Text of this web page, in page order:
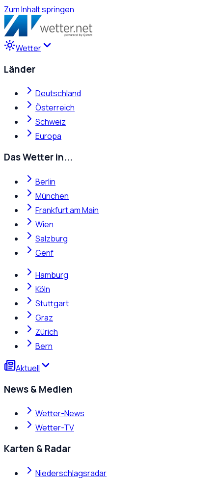
Zum Inhalt springen
Wetter
Länder
Deutschland
Österreich
Schweiz
Europa
Das Wetter in...
Berlin
München
Frankfurt am Main
Wien
Salzburg
Genf
Hamburg
Köln
Stuttgart
Graz
Zürich
Bern
Aktuell
News & Medien
Wetter-News
Wetter-TV
Karten & Radar
Niederschlagsradar